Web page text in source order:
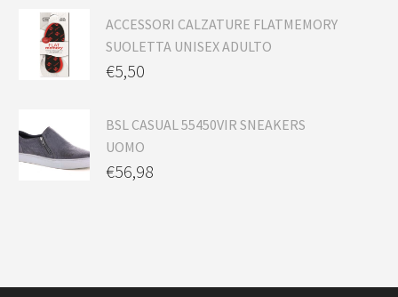
ACCESSORI CALZATURE FLATMEMORY
SUOLETTA UNISEX ADULTO
€5,50
BSL CASUAL 55450VIR SNEAKERS
UOMO
€56,98